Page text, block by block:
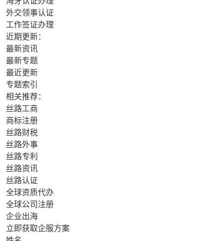
外交领事认证
工作签证办理
近期更新：
最新资讯
最新专题
最近更新
专题索引
相关推荐：
丝路工商
商标注册
丝路财税
丝路外事
丝路专利
丝路资讯
丝路认证
全球资质代办
全球公司注册
企业出海
立即获取企服方案